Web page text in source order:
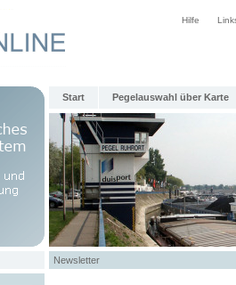
Hilfe
Start Pegelauswahl über Karte
Newsletter